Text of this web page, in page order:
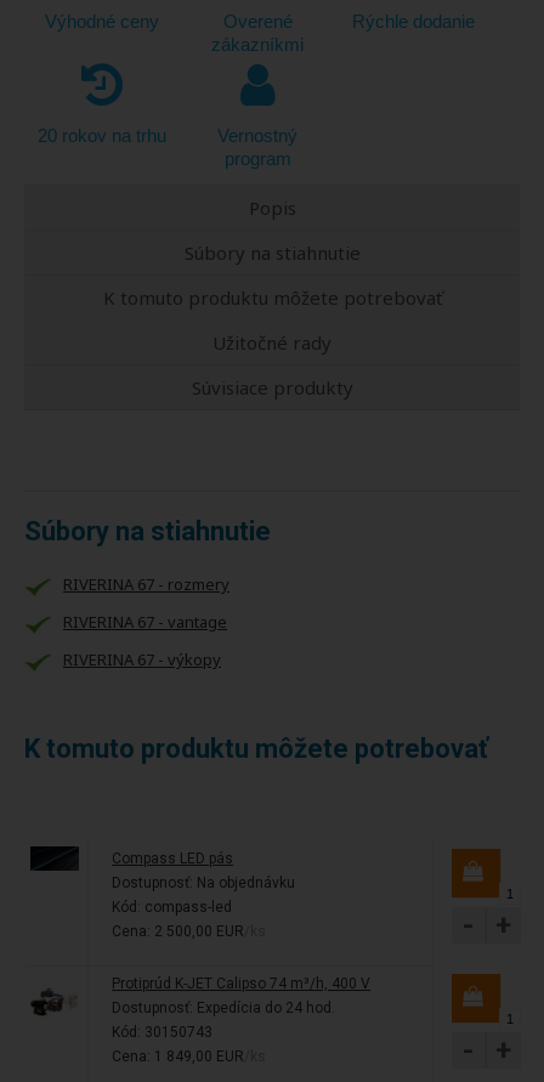
Výhodné ceny
Overené
zákazníkmi
Rýchle dodanie
20 rokov na trhu
Vernostný
program
Popis
Súbory na stiahnutie
K tomuto produktu môžete potrebovať
Užitočné rady
Súvisiace produkty
Súbory na stiahnutie
RIVERINA 67 - rozmery
RIVERINA 67 - vantage
RIVERINA 67 - výkopy
K tomuto produktu môžete potrebovať
Compass LED pás
Dostupnosť: Na objednávku
Kód: compass-led
Cena: 2 500,00 EUR
- +
Protiprúd K-JET Calipso 74 m³/h, 400 V
Dostupnosť: Expedícia do 24 hod.
Kód: 30150743
Cena: 1 849,00 EUR
- +